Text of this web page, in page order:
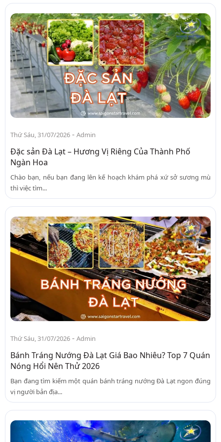
Thứ Sáu, 31/07/2026 - Admin
Đặc sản Đà Lạt – Hương Vị Riêng Của Thành Phố
Ngàn Hoa
Chào bạn, nếu bạn đang lên kế hoạch khám phá xứ sở sương mù
thì việc tìm...
Thứ Sáu, 31/07/2026 - Admin
Bánh Tráng Nướng Đà Lạt Giá Bao Nhiêu? Top 7 Quán
Nóng Hổi Nên Thử 2026
Bạn đang tìm kiếm một quán bánh tráng nướng Đà Lạt ngon đúng
vị người bản địa...